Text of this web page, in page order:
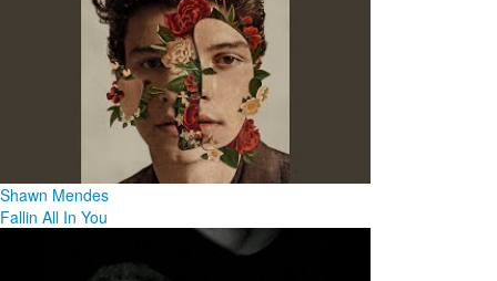
Shawn Mendes
Fallin All In You